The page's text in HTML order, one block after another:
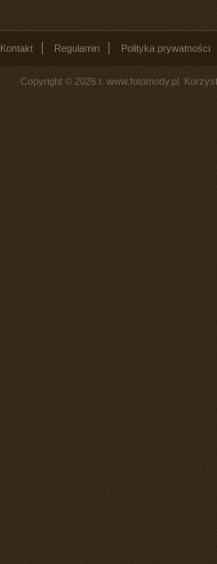
Kontakt Regulamin Polityka prywatności
Copyright © 2026 r. www.fotomody.pl.